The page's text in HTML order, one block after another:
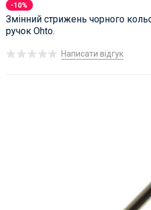
-10%
Змінний стрижень чорного
ручок Ohto.
Написати відгук